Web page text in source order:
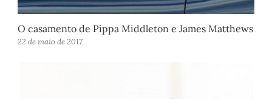
O casamento de Pippa Middleton e James Matthews
22 de maio de 2017